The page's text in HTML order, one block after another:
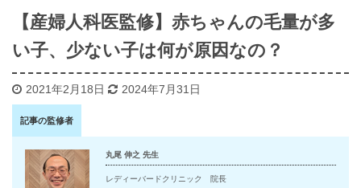
【産婦人科医監修】赤ちゃんの毛量が多
い子、少ない子は何が原因なの？
2021年2月18日 2024年7月31日
記事の監修者
丸尾 伸之 先生
レディーバードクリニック 院長